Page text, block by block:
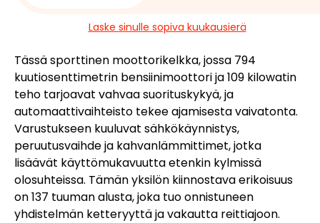
Laske sinulle sopiva kuukausierä
Tässä sporttinen moottorikelkka, jossa 794
kuutiosenttimetrin bensiinimoottori ja 109 kilowatin
teho tarjoavat vahvaa suorituskykyä, ja
automaattivaihteisto tekee ajamisesta vaivatonta.
Varustukseen kuuluvat sähkökäynnistys,
peruutusvaihde ja kahvanlämmittimet, jotka
lisäävät käyttömukavuutta etenkin kylmissä
olosuhteissa. Tämän yksilön kiinnostava erikoisuus
on 137 tuuman alusta, joka tuo onnistuneen
yhdistelmän ketteryyttä ja vakautta reittiajoon.